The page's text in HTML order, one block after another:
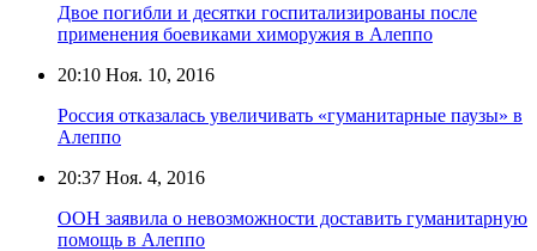
Двое погибли и десятки госпитализированы после
применения боевиками химоружия в Алеппо
20:10 Ноя. 10, 2016
Россия отказалась увеличивать «гуманитарные паузы» в
Алеппо
20:37 Ноя. 4, 2016
ООН заявила о невозможности доставить гуманитарную
помощь в Алеппо